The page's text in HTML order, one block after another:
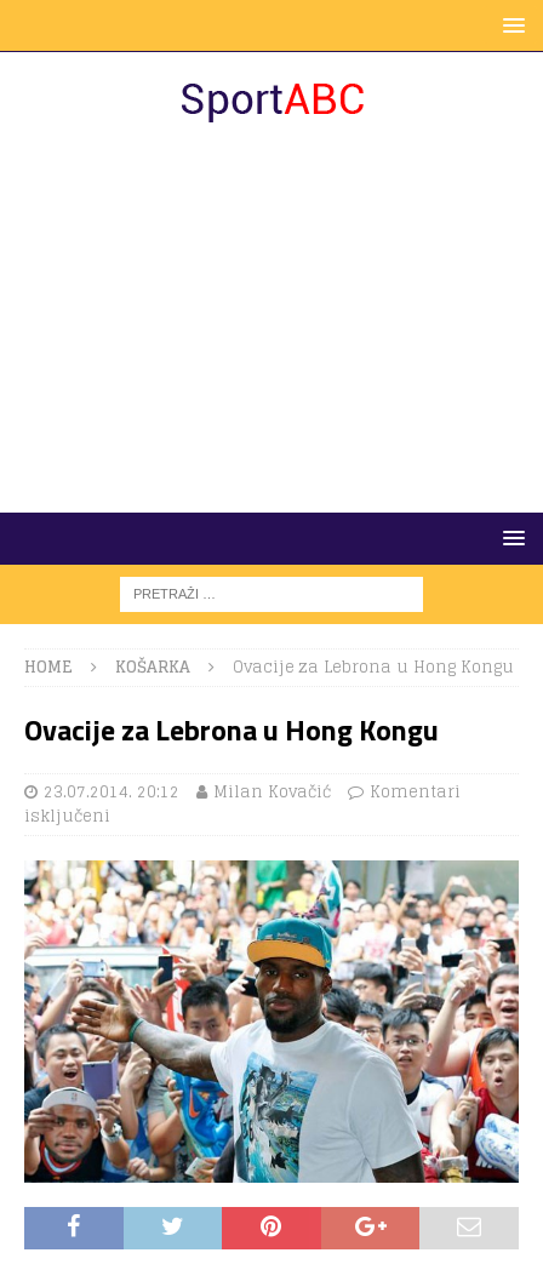
HOME KOŠARKA Ovacije za Lebrona u Hong Kongu
Ovacije za Lebrona u Hong Kongu
23.07.2014. 20:12 Milan Kovačić
Komentari
isključeni